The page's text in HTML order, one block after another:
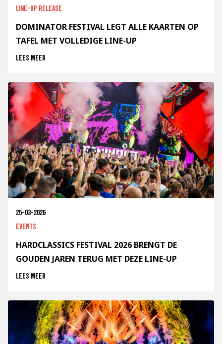
Line-up release
DOMINATOR FESTIVAL LEGT ALLE KAARTEN OP
TAFEL MET VOLLEDIGE LINE-UP
Lees meer
25-03-2026
Events
HARDCLASSICS FESTIVAL 2026 BRENGT DE
GOUDEN JAREN TERUG MET DEZE LINE-UP
Lees meer